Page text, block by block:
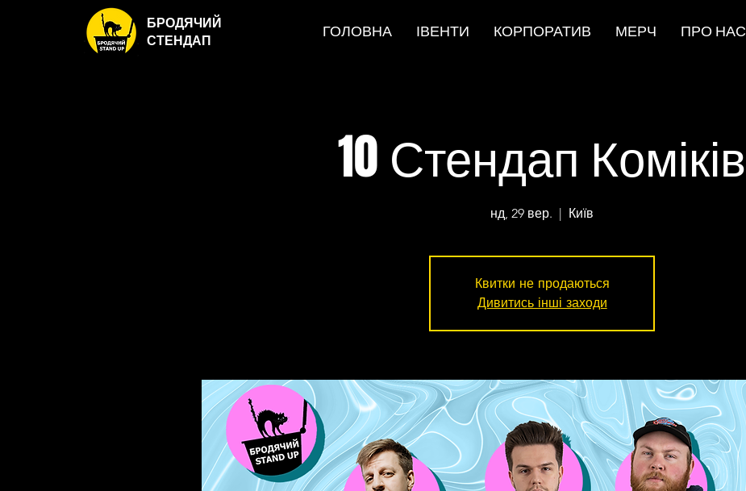
БРОДЯЧИЙ
СТЕНДАП
ГОЛОВНА ІВЕНТИ КОРПОРАТИВ МЕРЧ ПРО НАС
10 Стендап Коміків
нд, 29 вер.
  |
Київ
Квитки не продаються
Дивитись інші заходи